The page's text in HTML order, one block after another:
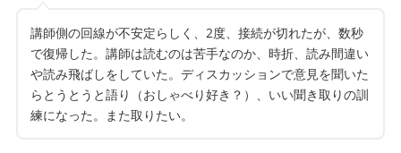
講師側の回線が不安定らしく、2度、接続が切れたが、数秒
で復帰した。講師は読むのは苦手なのか、時折、読み間違い
や読み飛ばしをしていた。ディスカッションで意見を聞いた
らとうとうと語り（おしゃべり好き？）、いい聞き取りの訓
練になった。また取りたい。